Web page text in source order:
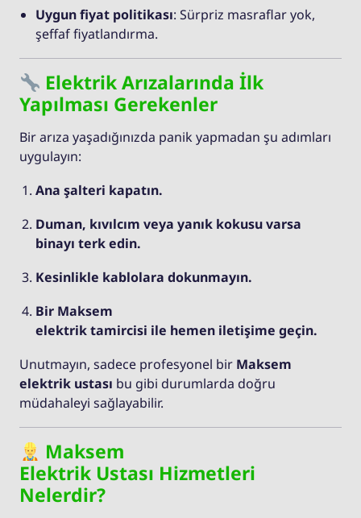
Uygun fiyat politikası: Sürpriz masraflar yok,
şeffaf fiyatlandırma.
Elektrik Arızalarında İlk
Yapılması Gerekenler
Bir arıza yaşadığınızda panik yapmadan şu adımları
uygulayın:
Ana şalteri kapatın.
Duman, kıvılcım veya yanık kokusu varsa
binayı terk edin.
Kesinlikle kablolara dokunmayın.
Bir Maksem
elektrik tamircisi ile hemen iletişime geçin.
Unutmayın, sadece profesyonel bir Maksem
elektrik ustası bu gibi durumlarda doğru
müdahaleyi sağlayabilir.
Maksem
Elektrik Ustası Hizmetleri
Nelerdir?